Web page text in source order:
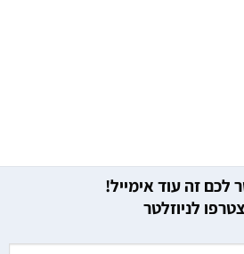
זה עוד אימייל!
לניוזלטר